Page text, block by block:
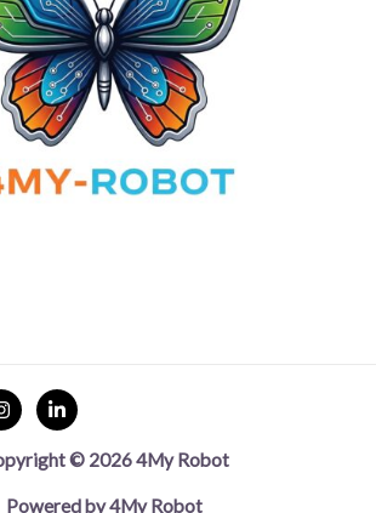
© 2026 4My Robot
Powered by 4My Robot